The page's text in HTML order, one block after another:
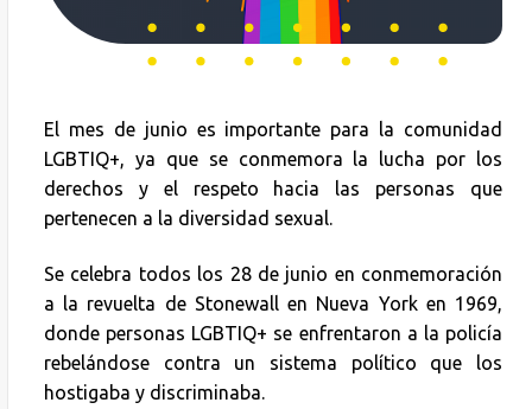
El mes de junio es importante para la comunidad
LGBTIQ+, ya que se conmemora la lucha por los
derechos y el respeto hacia las personas que
pertenecen a la diversidad sexual.
Se celebra todos los 28 de junio en conmemoración
a la revuelta de Stonewall en Nueva York en 1969,
donde personas LGBTIQ+ se enfrentaron a la policía
rebelándose contra un sistema político que los
hostigaba y discriminaba.